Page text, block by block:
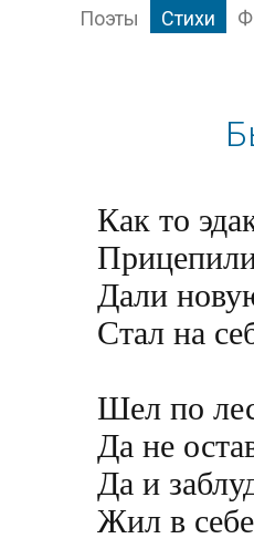
Поэты Стихи
Как то
Дали
Стал на
Шел по
Да не
Да и
Жил в